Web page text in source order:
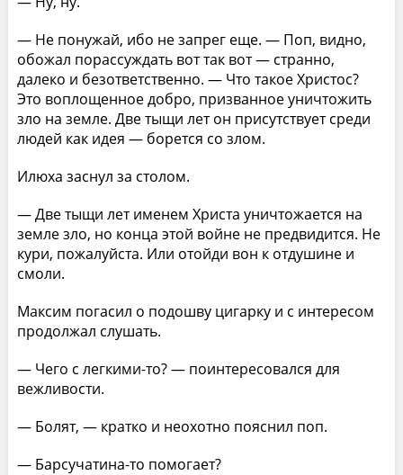
— Не понужай, ибо не запрег еще. — Поп, видно,
обожал порассуждать вот так вот — странно,
далеко и безответственно. — Что такое Христос?
Это воплощенное добро, призванное уничтожить
зло на земле. Две тыщи лет он присутствует среди
людей как идея — борется со злом.
Илюха заснул за столом.
— Две тыщи лет именем Христа уничтожается на
земле зло, но конца этой войне не предвидится. Не
кури, пожалуйста. Или отойди вон к отдушине и
смоли.
Максим погасил о подошву цигарку и с интересом
продолжал слушать.
— Чего с легкими-то? — поинтересовался для
вежливости.
— Болят, — кратко и неохотно пояснил поп.
— Барсучатина-то помогает?